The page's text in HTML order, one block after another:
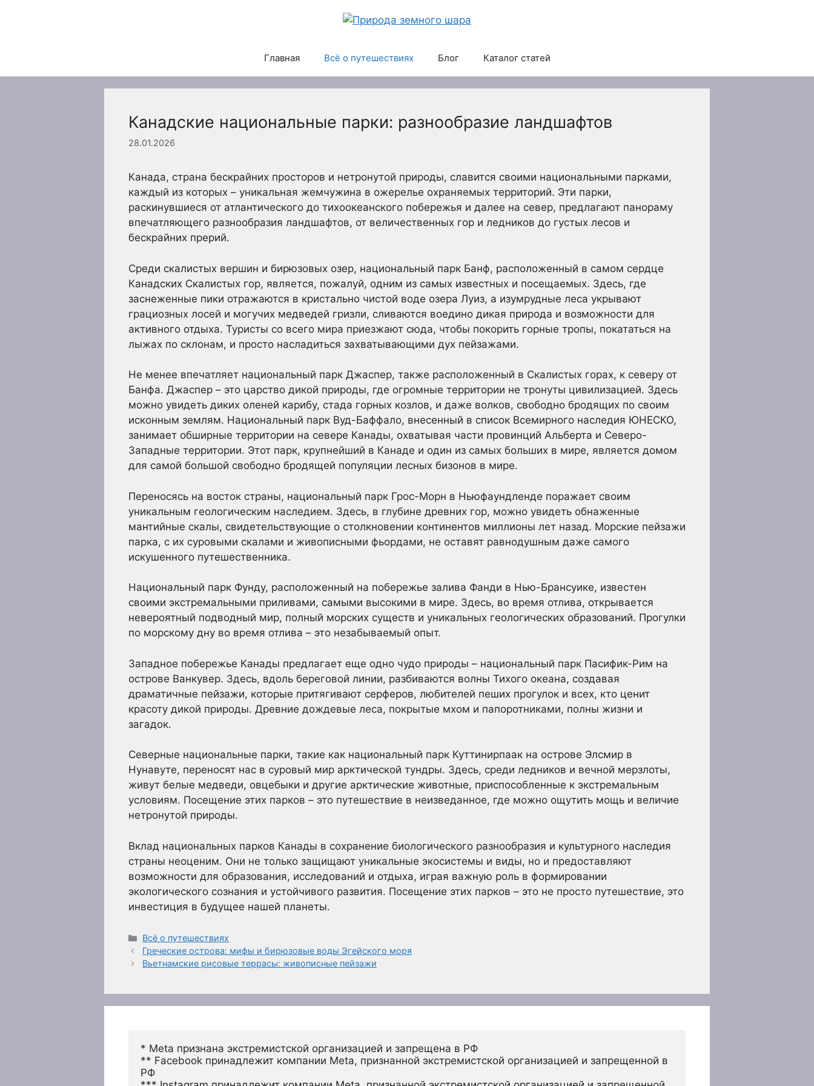
Главная Всё о путешествиях Блог Каталог статей
Канадские национальные парки: разнообразие ландшафтов
28.01.2026
Канада, страна бескрайних просторов и нетронутой природы, славится своими национальными парками,
каждый из которых – уникальная жемчужина в ожерелье охраняемых территорий. Эти парки,
раскинувшиеся от атлантического до тихоокеанского побережья и далее на север, предлагают панораму
впечатляющего разнообразия ландшафтов, от величественных гор и ледников до густых лесов и
бескрайних прерий.
Среди скалистых вершин и бирюзовых озер, национальный парк Банф, расположенный в самом сердце
Канадских Скалистых гор, является, пожалуй, одним из самых известных и посещаемых. Здесь, где
заснеженные пики отражаются в кристально чистой воде озера Луиз, а изумрудные леса укрывают
грациозных лосей и могучих медведей гризли, сливаются воедино дикая природа и возможности для
активного отдыха. Туристы со всего мира приезжают сюда, чтобы покорить горные тропы, покататься на
лыжах по склонам, и просто насладиться захватывающими дух пейзажами.
Не менее впечатляет национальный парк Джаспер, также расположенный в Скалистых горах, к северу от
Банфа. Джаспер – это царство дикой природы, где огромные территории не тронуты цивилизацией. Здесь
можно увидеть диких оленей карибу, стада горных козлов, и даже волков, свободно бродящих по своим
исконным землям. Национальный парк Вуд-Баффало, внесенный в список Всемирного наследия ЮНЕСКО,
занимает обширные территории на севере Канады, охватывая части провинций Альберта и Северо-
Западные территории. Этот парк, крупнейший в Канаде и один из самых больших в мире, является домом
для самой большой свободно бродящей популяции лесных бизонов в мире.
Переносясь на восток страны, национальный парк Грос-Морн в Ньюфаундленде поражает своим
уникальным геологическим наследием. Здесь, в глубине древних гор, можно увидеть обнаженные
мантийные скалы, свидетельствующие о столкновении континентов миллионы лет назад. Морские пейзажи
парка, с их суровыми скалами и живописными фьордами, не оставят равнодушным даже самого
искушенного путешественника.
Национальный парк Фунду, расположенный на побережье залива Фанди в Нью-Брансуике, известен
своими экстремальными приливами, самыми высокими в мире. Здесь, во время отлива, открывается
невероятный подводный мир, полный морских существ и уникальных геологических образований. Прогулки
по морскому дну во время отлива – это незабываемый опыт.
Западное побережье Канады предлагает еще одно чудо природы – национальный парк Пасифик-Рим на
острове Ванкувер. Здесь, вдоль береговой линии, разбиваются волны Тихого океана, создавая
драматичные пейзажи, которые притягивают серферов, любителей пеших прогулок и всех, кто ценит
красоту дикой природы. Древние дождевые леса, покрытые мхом и папоротниками, полны жизни и
загадок.
Северные национальные парки, такие как национальный парк Куттинирпаак на острове Элсмир в
Нунавуте, переносят нас в суровый мир арктической тундры. Здесь, среди ледников и вечной мерзлоты,
живут белые медведи, овцебыки и другие арктические животные, приспособленные к экстремальным
условиям. Посещение этих парков – это путешествие в неизведанное, где можно ощутить мощь и величие
нетронутой природы.
Вклад национальных парков Канады в сохранение биологического разнообразия и культурного наследия
страны неоценим. Они не только защищают уникальные экосистемы и виды, но и предоставляют
возможности для образования, исследований и отдыха, играя важную роль в формировании
экологического сознания и устойчивого развития. Посещение этих парков – это не просто путешествие, это
инвестиция в будущее нашей планеты.
Рубрики
Всё о путешествиях
Греческие острова: мифы и бирюзовые воды Эгейского моря
Вьетнамские рисовые террасы: живописные пейзажи
* Meta признана экстремистской организацией и запрещена в РФ
** Facebook принадлежит компании Meta, признанной экстремистской организацией и запрещенной в
РФ